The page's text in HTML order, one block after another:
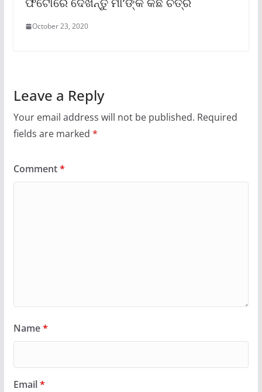
October 23, 2020
Leave a Reply
Your email address will not be published. Required
fields are marked *
Comment*
Name*
Email*